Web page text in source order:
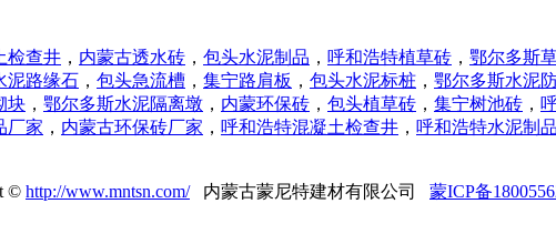
检查井 ， 内蒙古透水砖 ， 包头水泥制品 ， 呼和浩特植草砖 ， 鄂尔多斯
泥路缘石 ， 包头急流槽 ， 集宁路肩板 ， 包头水泥标桩 ， 鄂尔多斯水泥
块 ， 鄂尔多斯水泥隔离墩 ， 内蒙环保砖 ， 包头植草砖 ， 集宁树池砖 ，
厂家 ， 内蒙古环保砖厂家 ， 呼和浩特混凝土检查井 ， 呼和浩特水泥制品
© http://www.mntsn.com/内蒙古蒙尼特建材有限公司 蒙ICP备